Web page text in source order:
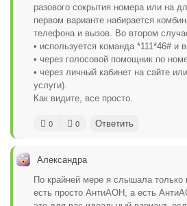
разового сокрытия номера или на
первом варианте набирается
телефона и вызов. Во втором
• используется команда *111*46# и
• через голосовой помощник по
• через личный кабинет на сайте
услуги).
Как видите, все просто.
0 0 Ответить
Александра
По крайней мере я слышала только
есть просто АнтиАОН, а есть